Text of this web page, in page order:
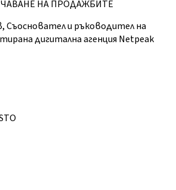
НА ПРОДАЖБИТЕ
Съосновател и ръководител на
дигитална агенция Netpeak